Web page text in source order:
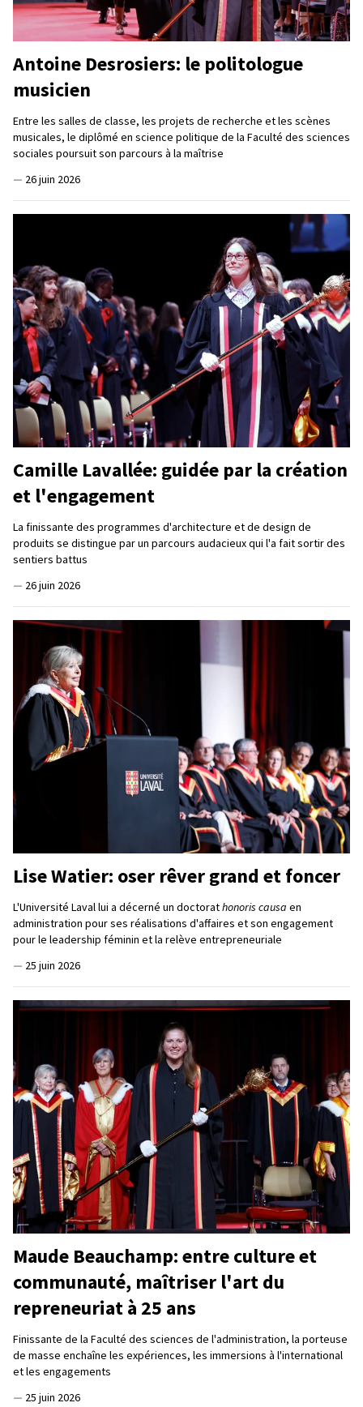
Antoine Desrosiers: le politologue
musicien
Entre les salles de classe, les projets de recherche et les scènes
musicales, le diplômé en science politique de la Faculté des sciences
sociales poursuit son parcours à la maîtrise
— 26 juin 2026
Camille Lavallée: guidée par la création
et l'engagement
La finissante des programmes d'architecture et de design de
produits se distingue par un parcours audacieux qui l'a fait sortir des
sentiers battus
— 26 juin 2026
Lise Watier: oser rêver grand et foncer
L'Université Laval lui a décerné un doctorathonoris causa en
administration pour ses réalisations d'affaires et son engagement
pour le leadership féminin et la relève entrepreneuriale
— 25 juin 2026
Maude Beauchamp: entre culture et
communauté, maîtriser l'art du
repreneuriat à 25 ans
Finissante de la Faculté des sciences de l'administration, la porteuse
de masse enchaîne les expériences, les immersions à l'international
et les engagements
— 25 juin 2026